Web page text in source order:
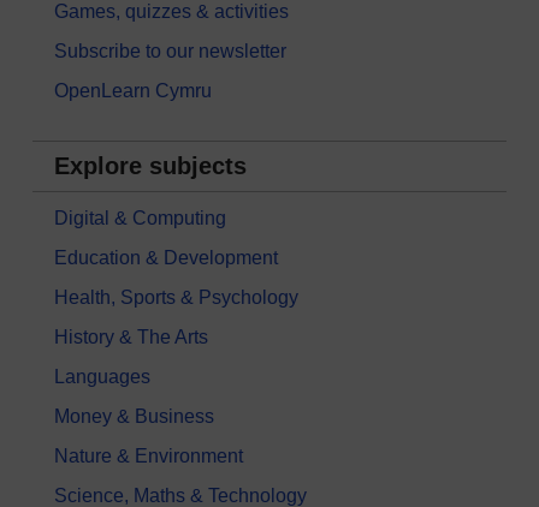
Games, quizzes & activities
Subscribe to our newsletter
OpenLearn Cymru
Explore subjects
Digital & Computing
Education & Development
Health, Sports & Psychology
History & The Arts
Languages
Money & Business
Nature & Environment
Science, Maths & Technology